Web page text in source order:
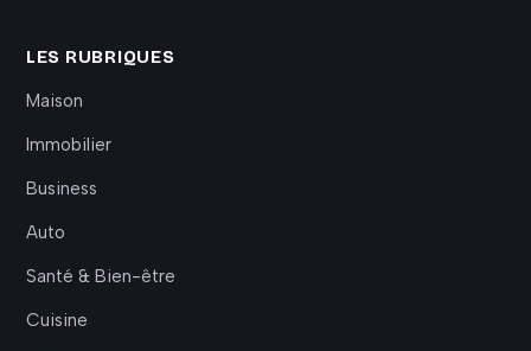
LES RUBRIQUES
Maison
Immobilier
Business
Auto
Santé & Bien-être
Cuisine